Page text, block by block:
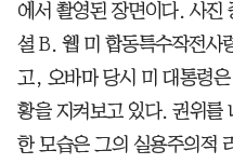
에서 촬영된 장면이다. 사진
셜 B. 웹 미 합동특수작전사
고, 오바마 당시 미 대통령
황을 지켜보고 있다. 권위를
한 모습은 그의 실용주의적